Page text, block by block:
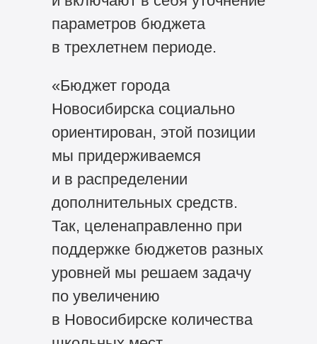
параметров бюджета
в трехлетнем периоде.
«Бюджет города
Новосибирска социально
ориентирован, этой позиции
мы придерживаемся
и в распределении
дополнительных средств.
Так, целенаправленно при
поддержке бюджетов разных
уровней мы решаем задачу
по увеличению
в Новосибирске количества